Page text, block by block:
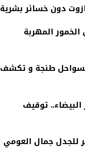
دون خسائر بشرية
المهربة
لسواحل طنجة و تكشف
توقيف
للجدل جمال العومي